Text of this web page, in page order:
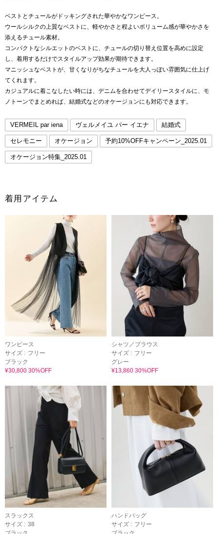
ベストとチュールがドッキングされた華やかなワンピース。
ウールシルクの上質なベストに、軽やかさと程よいボリューム感が華やかさを
添えるチュール素材。
コンパクトなシルエットのベストに、チュールの切り替え位置を高めに設定
し、着用するだけでスタイルアップ効果が期待できます。
マニッシュなベストが、甘くなりがちなチュールを大人っぽい雰囲気に仕上げ
てくれます。
カジュアルに着こなしたい時には、デニムを合わせてデイリースタイルに、モ
ノトーンでまとめれば、結婚式などのオケージョンにも対応できます。
VERMEIL par iena ヴェルメイユ パー イエナ 結婚式
セレモニー オケージョン 予約10%OFFキャンペーン_2025.01
オケージョン特集_2025.01
着用アイテム
ワンピース
サイズ : フリー
ブラック
¥30,800 30%OFF
シャツ／ブラウス
サイズ : フリー
グレー
¥13,860 30%OFF
スラックス
サイズ : 38
ハンドバッグ
サイズ : フリー